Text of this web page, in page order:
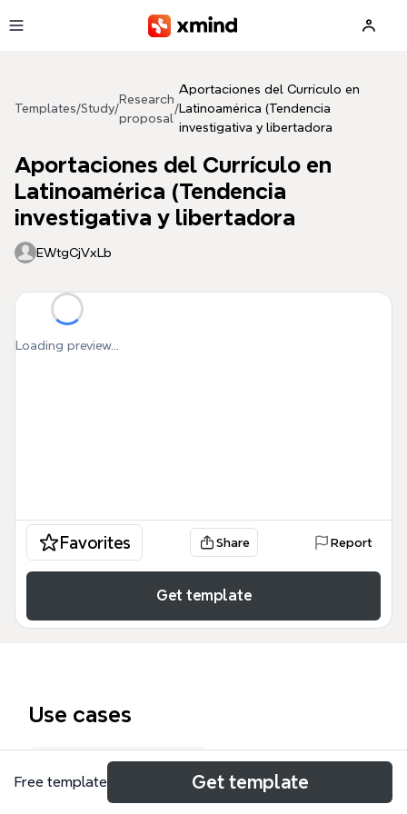
Templates/Study/
Research
proposal
/
Aportaciones del Currículo en
Latinoamérica (Tendencia
investigativa y libertadora
Aportaciones del Currículo en
Latinoamérica (Tendencia
investigativa y libertadora
EWtgCjVxLb
Loading preview...
Favorites Share Report
Get template
Use cases
Research proposal
Free template Get template